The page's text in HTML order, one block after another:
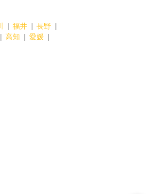
福井
長野
高知
愛媛